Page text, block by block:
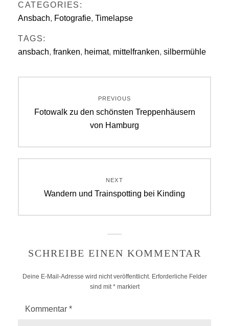
CATEGORIES:
Ansbach, Fotografie, Timelapse
TAGS:
ansbach, franken, heimat, mittelfranken, silbermühle
Navigation
PREVIOUS
Previous
Fotowalk zu den schönsten Treppenhäusern
von Hamburg
NEXT
Next
Wandern und Trainspotting bei Kinding
SCHREIBE EINEN KOMMENTAR
Deine E-Mail-Adresse wird nicht veröffentlicht. Erforderliche Felder
sind mit*markiert
Kommentar *